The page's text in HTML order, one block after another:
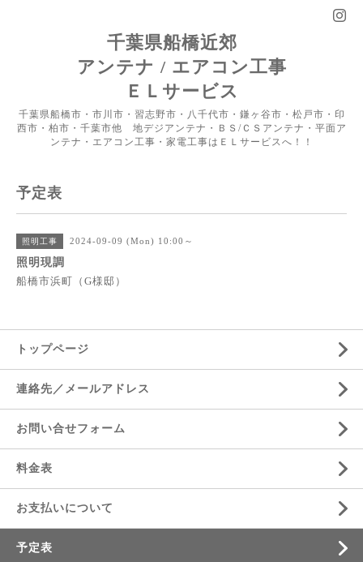
千葉県船橋近郊
アンテナ / エアコン工事
ＥＬサービス
千葉県船橋市・市川市・習志野市・八千代市・鎌ヶ谷市・松戸市・印
西市・柏市・千葉市他 地デジアンテナ・ＢＳ/ＣＳアンテナ・平面ア
ンテナ・エアコン工事・家電工事はＥＬサービスへ！！
予定表
照明工事 2024-09-09 (Mon) 10:00～
照明現調
船橋市浜町（G様邸）
トップページ
連絡先／メールアドレス
お問い合せフォーム
料金表
お支払いについて
予定表